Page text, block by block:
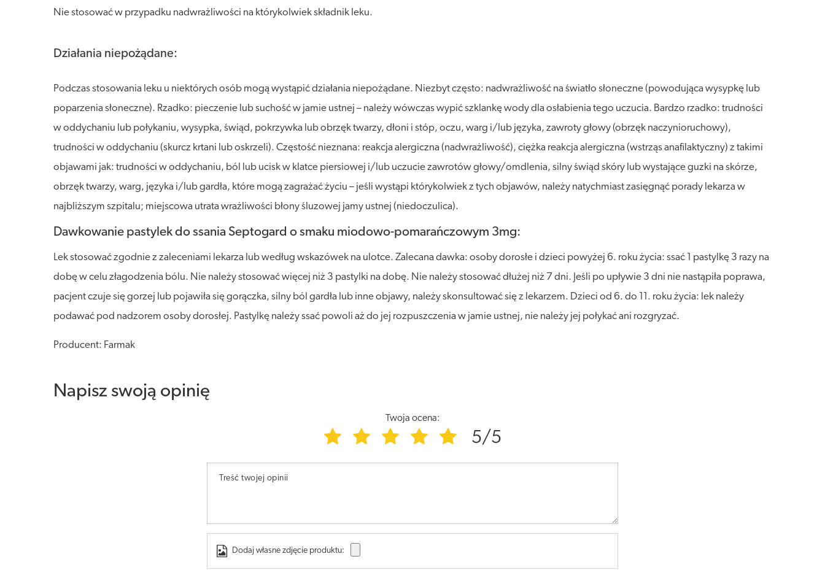
Nie stosować w przypadku nadwrażliwości na którykolwiek składnik leku.
Działania niepożądane:
Podczas stosowania leku u niektórych osób mogą wystąpić działania niepożądane. Niezbyt często: nadwrażliwość na światło słoneczne (powodująca wysypkę lub
poparzenia słoneczne). Rzadko: pieczenie lub suchość w jamie ustnej – należy wówczas wypić szklankę wody dla osłabienia tego uczucia. Bardzo rzadko: trudności
w oddychaniu lub połykaniu, wysypka, świąd, pokrzywka lub obrzęk twarzy, dłoni i stóp, oczu, warg i/lub języka, zawroty głowy (obrzęk naczynioruchowy),
trudności w oddychaniu (skurcz krtani lub oskrzeli). Częstość nieznana: reakcja alergiczna (nadwrażliwość), ciężka reakcja alergiczna (wstrząs anafilaktyczny) z takimi
objawami jak: trudności w oddychaniu, ból lub ucisk w klatce piersiowej i/lub uczucie zawrotów głowy/omdlenia, silny świąd skóry lub wystające guzki na skórze,
obrzęk twarzy, warg, języka i/lub gardła, które mogą zagrażać życiu – jeśli wystąpi którykolwiek z tych objawów, należy natychmiast zasięgnąć porady lekarza w
najbliższym szpitalu; miejscowa utrata wrażliwości błony śluzowej jamy ustnej (niedoczulica).
Dawkowanie pastylek do ssania Septogard o smaku miodowo-pomarańczowym 3mg:
Lek stosować zgodnie z zaleceniami lekarza lub według wskazówek na ulotce. Zalecana dawka: osoby dorosłe i dzieci powyżej 6. roku życia: ssać 1 pastylkę 3 razy na
dobę w celu złagodzenia bólu. Nie należy stosować więcej niż 3 pastylki na dobę. Nie należy stosować dłużej niż 7 dni. Jeśli po upływie 3 dni nie nastąpiła poprawa,
pacjent czuje się gorzej lub pojawiła się gorączka, silny ból gardła lub inne objawy, należy skonsultować się z lekarzem. Dzieci od 6. do 11. roku życia: lek należy
podawać pod nadzorem osoby dorosłej. Pastylkę należy ssać powoli aż do jej rozpuszczenia w jamie ustnej, nie należy jej połykać ani rozgryzać.
Producent: Farmak
Napisz swoją opinię
Twoja ocena:
5/5
Treść twojej opinii
Dodaj własne zdjęcie produktu: